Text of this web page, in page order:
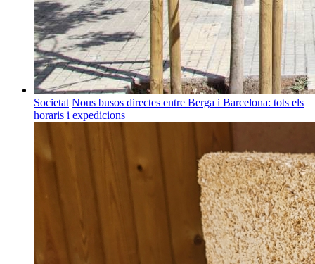
Societat Nous busos directes entre Berga i Barcelona: tots els
horaris i expedicions